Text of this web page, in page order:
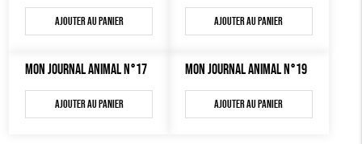
TOUT
Ajouter au panier Ajouter au panier
MON JOURNAL ANIMAL N°17
Ajouter au panier
MON JOURNAL ANIMAL N°19
Ajouter au panier